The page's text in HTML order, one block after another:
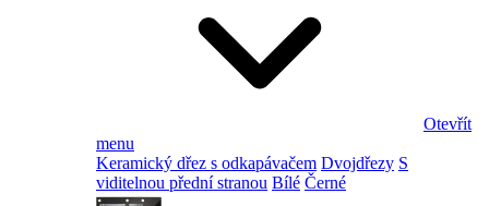
Otevřít
menu
Keramický dřez s odkapávačem Dvojdřezy S
viditelnou přední stranou Bílé Černé